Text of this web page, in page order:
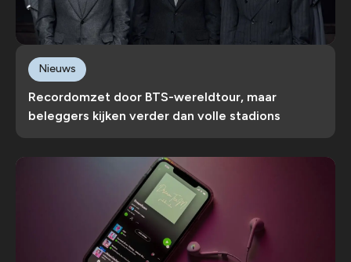
Recordomzet door BTS-wereldtour, maar
beleggers kijken verder dan volle stadions
Nieuws